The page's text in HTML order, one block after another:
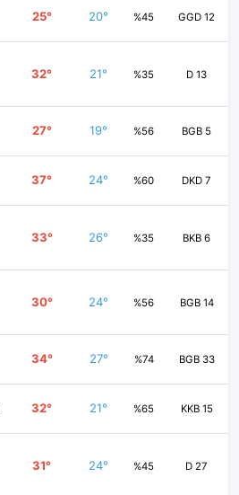
25° 20° %45 GGD 12
32° 21° %35 D 13
27° 19° %56 BGB 5
37° 24° %60 DKD 7
33° 26° %35 BKB 6
30° 24° %56 BGB 14
34° 27° %74 BGB 33
32° 21° %65 KKB 15
31° 24° %45 D 27